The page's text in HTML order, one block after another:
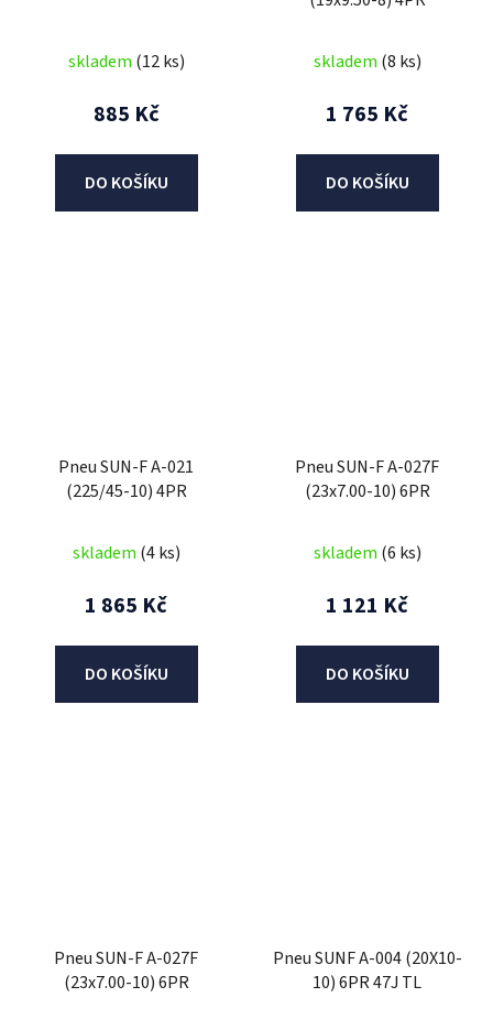
skladem (12 ks)
885 Kč
DO KOŠÍKU
skladem (8 ks)
1 765 Kč
DO KOŠÍKU
Pneu SUN-F A-021
(225/45-10) 4PR
skladem (4 ks)
1 865 Kč
DO KOŠÍKU
Pneu SUN-F A-027F
(23x7.00-10) 6PR
skladem (6 ks)
1 121 Kč
DO KOŠÍKU
Pneu SUN-F A-027F
(23x7.00-10) 6PR
Pneu SUNF A-004 (20X10-
10) 6PR 47J TL